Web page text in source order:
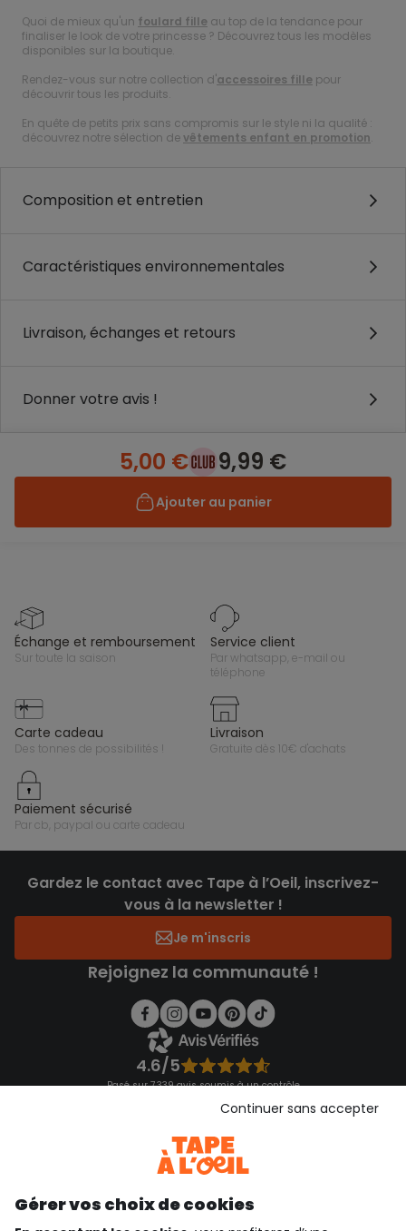
Quoi de mieux qu'un foulard fille au top de la tendance pour
finaliser le look de votre princesse ? Découvrez tous les modèles
disponibles sur la boutique.
Rendez-vous sur notre collection d'accessoires fille pour
découvrir tous les produits.
En quête de petits prix sans compromis sur le style ni la qualité :
découvrez notre sélection devêtements enfant en promotion.
Composition et entretien
Caractéristiques environnementales
Livraison, échanges et retours
Donner votre avis !
5,00 € 9,99 €
Ajouter au panier
échange et remboursement
sur toute la saison
service client
par whatsapp, e-mail ou
téléphone
carte cadeau
des tonnes de possibilités !
livraison
gratuite dès 10€ d'achats
paiement sécurisé
par cb, paypal ou carte cadeau
Gardez le contact avec Tape à l’Oeil, inscrivez-
vous à la newsletter !
Je m'inscris
Rejoignez la communauté !
4.6/5
Basé sur 7 339 avis soumis à un contrôle
Consulter les CGU
Gérer vos choix de cookies
Continuer sans accepter